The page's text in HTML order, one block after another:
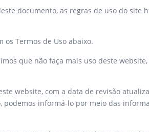
documento, as regras de uso do
os Termos de Uso abaixo.
que não faça mais uso deste
website, com a data de revisão
informá-lo por meio das